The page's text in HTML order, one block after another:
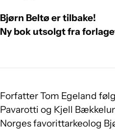
Bjørn Beltø er tilbake!
Ny bok utsolgt fra
Forfatter Tom Egeland
Pavarotti og Kjell
Norges favorittarkeolog